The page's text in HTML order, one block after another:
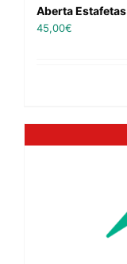
Aberta Estafetas
45,00€